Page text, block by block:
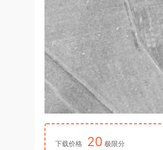
下载价格 20 极限分